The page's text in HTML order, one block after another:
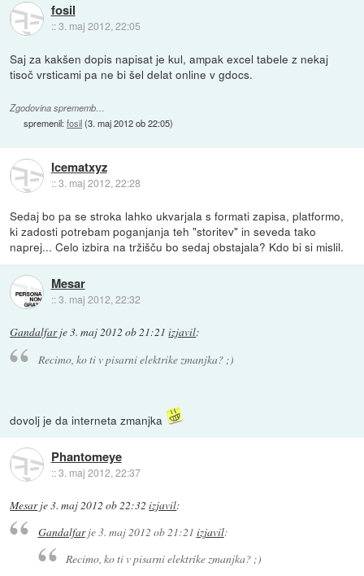
fosil
::3. maj 2012, 22:05
Saj za kakšen dopis napisat je kul, ampak excel tabele z nekaj
tisoč vrsticami pa ne bi šel delat online v gdocs.
Zgodovina sprememb…
spremenil:fosil(3. maj 2012 ob 22:05)
Icematxyz
::3. maj 2012, 22:28
Sedaj bo pa se stroka lahko ukvarjala s formati zapisa, platformo,
ki zadosti potrebam poganjanja teh "storitev" in seveda tako
naprej... Celo izbira na tržišču bo sedaj obstajala? Kdo bi si mislil.
Mesar
::3. maj 2012, 22:32
Gandalfarje3. maj 2012 ob 21:21 izjavil:
Recimo, ko ti v pisarni elektrike zmanjka? ;)
dovolj je da interneta zmanjka
Phantomeye
::3. maj 2012, 22:37
Mesarje3. maj 2012 ob 22:32 izjavil:
Gandalfarje3. maj 2012 ob 21:21 izjavil:
Recimo, ko ti v pisarni elektrike zmanjka? ;)